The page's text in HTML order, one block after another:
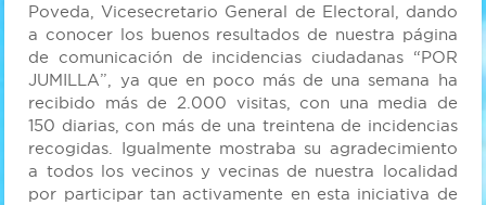
Poveda, Vicesecretario General de Electoral, dando
a conocer los buenos resultados de nuestra página
de comunicación de incidencias ciudadanas “POR
JUMILLA”, ya que en poco más de una semana ha
recibido más de 2.000 visitas, con una media de
150 diarias, con más de una treintena de incidencias
recogidas. Igualmente mostraba su agradecimiento
a todos los vecinos y vecinas de nuestra localidad
por participar tan activamente en esta iniciativa de